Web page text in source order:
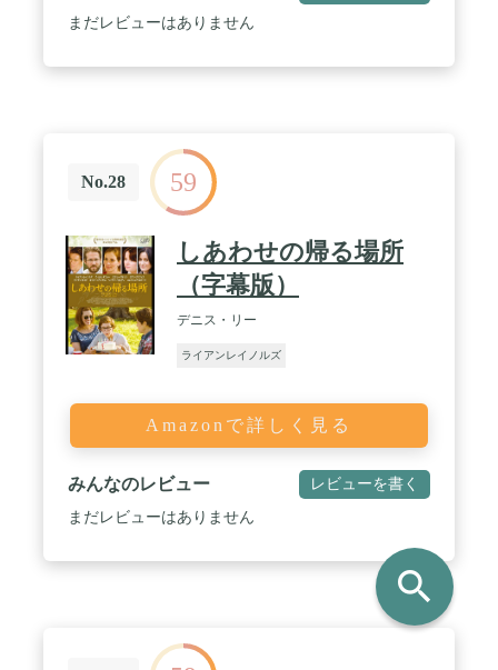
まだレビューはありません
No.28 59
しあわせの帰る場所
（字幕版）
デニス・リー
ライアンレイノルズ
Amazonで詳しく見る
みんなのレビュー レビューを書く
まだレビューはありません
search